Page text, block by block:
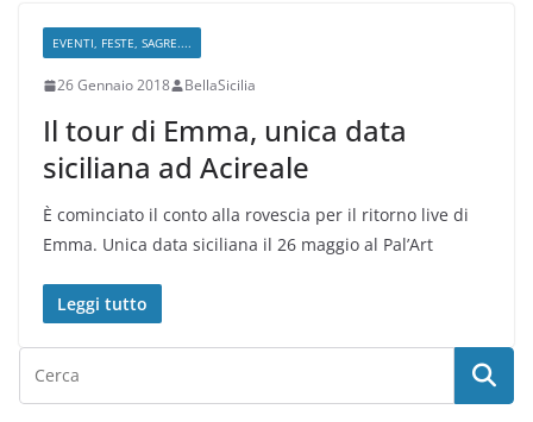
EVENTI, FESTE, SAGRE....
26 Gennaio 2018 BellaSicilia
Il tour di Emma, unica data
siciliana ad Acireale
È cominciato il conto alla rovescia per il ritorno live di
Emma. Unica data siciliana il 26 maggio al Pal’Art
Leggi tutto